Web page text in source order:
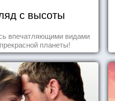
с высоты
впечатляющими видами
планеты!